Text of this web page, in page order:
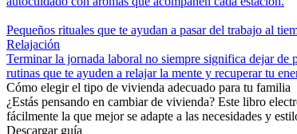
Pequeños rituales que te ayudan a pasar del trabajo al
Relajación
Terminar la jornada laboral no siempre significa dejar de
rutinas que te ayuden a relajar la mente y recuperar tu
Cómo elegir el tipo de vivienda adecuado para tu familia
¿Estás pensando en cambiar de vivienda? Este libro
fácilmente la que mejor se adapte a las necesidades y
Descargar guía